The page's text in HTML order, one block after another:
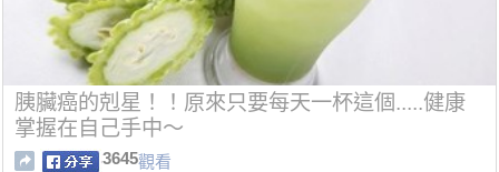
胰臟癌的剋星！！原來只要每天一杯這個.....健康
掌握在自己手中～
3645觀看